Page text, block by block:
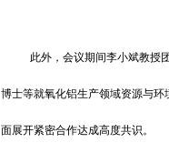
此外，会议期间李小斌教授
博士等就氧化铝生产领域资源与
面展开紧密合作达成高度共识。